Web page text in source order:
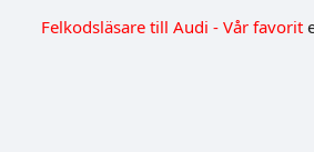
å
a
Felkodsläsare till Audi - Vår favorit